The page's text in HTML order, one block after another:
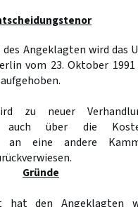
des Angeklagten wird das
vom 23. Oktober
zu neuer
auch über die
an eine andere
Gründe
hat den Angeklagten